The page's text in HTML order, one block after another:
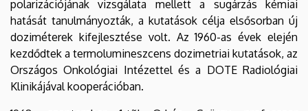
polarizációjának vizsgálata mellett a sugárzás kémiai
hatását tanulmányozták, a kutatások célja elsősorban új
doziméterek kifejlesztése volt. Az 1960-as évek elején
kezdődtek a termolumineszcens dozimetriai kutatások, az
Országos Onkológiai Intézettel és a DOTE Radiológiai
Klinikájával kooperációban.